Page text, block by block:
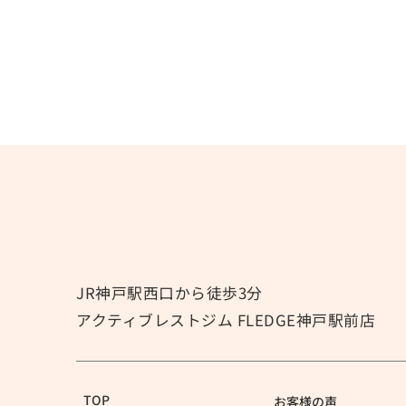
ん。 もちろん、有酸素運動は脂
肪燃焼や心肺機能の向上に効果的
です！ しかし、有酸素運動だけ
だけでは筋肉が増えにくい 筋肉
JR神戸駅西口から徒歩3分
アクティブレストジム FLEDGE神戸駅前店
TOP お客様の声